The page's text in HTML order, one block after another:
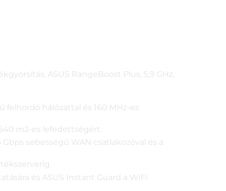
ASUS RangeBoost Plus, 5,9 GHz,
hálózattal és 160 MHz-es
m2-es lefedettségért.
sebességű WAN csatlakozóval és a
és ASUS Instant Guard a WiFi